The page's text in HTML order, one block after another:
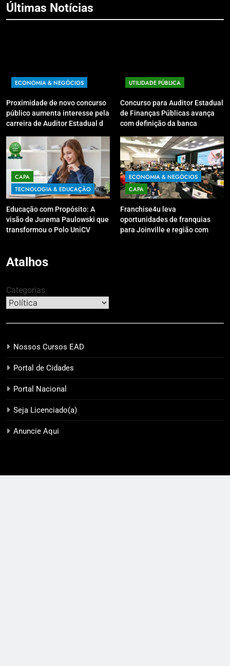
Últimas Notícias
ECONOMIA & NEGÓCIOS
Proximidade de novo concurso
público aumenta interesse pela
carreira de Auditor Estadual de
Youtube irá sanar dúvidas
UTILIDADE PÚBLICA
Concurso para Auditor Estadual
de Finanças Públicas avança
com definição da banca
CAPA
TECNOLOGIA & EDUCAÇÃO
Educação com Propósito: A
visão de Jurema Paulowski que
transformou o Polo UniCV
ECONOMIA & NEGÓCIOS
CAPA
Franchise4u leva
oportunidades de franquias
para Joinville e região com
Atalhos
Categorias
Nossos Cursos EAD
Portal de Cidades
Portal Nacional
Seja Licenciado(a)
Anuncie Aqui